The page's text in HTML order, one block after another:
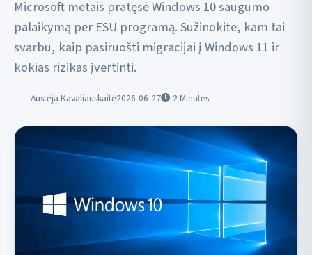
Microsoft metais pratęsė Windows 10 saugumo
palaikymą per ESU programą. Sužinokite, kam tai
svarbu, kaip pasiruošti migracijai į Windows 11 ir
kokias rizikas įvertinti.
Austėja Kavaliauskaitė2026-06-27 2Minutės